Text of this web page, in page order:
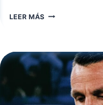
LEER MÁS ANTONIO
EL
RECREATIVO
HASTA
2026